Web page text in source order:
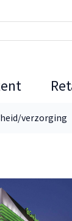
verzorging